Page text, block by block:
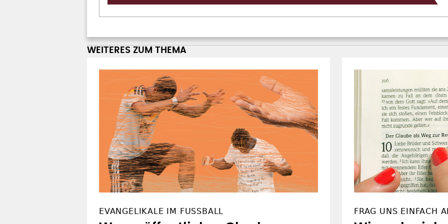
WEITERES ZUM THEMA
EVANGELIKALE IM FUSSBALL FRAG UNS EINFACH